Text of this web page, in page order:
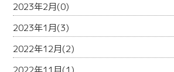
2023年2月(0)
2023年1月(3)
2022年12月(2)